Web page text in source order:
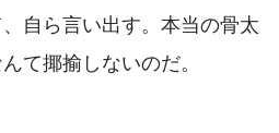
自ら言い出す。本当の骨太
て揶揄しないのだ。